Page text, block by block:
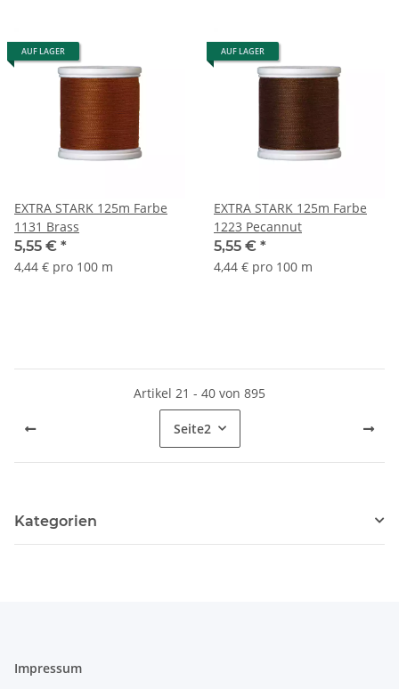
AUF LAGER
EXTRA STARK 125m Farbe
1131 Brass
5,55 € *
4,44 € pro 100 m
AUF LAGER
EXTRA STARK 125m Farbe
1223 Pecannut
5,55 € *
4,44 € pro 100 m
Artikel 21 - 40 von 895
Seite2
Kategorien
Impressum